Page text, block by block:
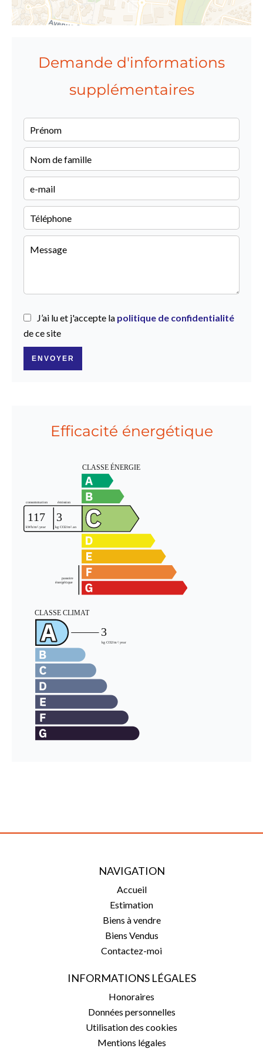
Demande d'informations
supplémentaires
J’ai lu et j'accepte la politique de confidentialité
de ce site
ENVOYER
Efficacité énergétique
NAVIGATION
Accueil
Estimation
Biens à vendre
Biens Vendus
Contactez-moi
INFORMATIONS LÉGALES
Honoraires
Données personnelles
Utilisation des cookies
Mentions légales